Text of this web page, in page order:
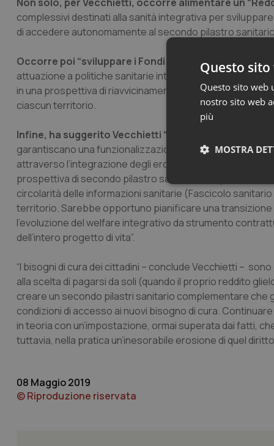
complessivi destinati alla sanità integrativa per
di accedere autonomamente al secondo pilastro
Occorre poi “sviluppare i Fondi sanitari territoriali,
attuazione a politiche sanitarie integrate pubblico-privato
in una prospettiva di riavvicinamento dei gap
ciascun territorio.
Infine, ha suggerito Vecchietti “ sarà essenziale
garantiscano una funzionalizzazione delle risorse
attraverso l’integrazione degli erogatori privati
prospettiva di secondo pilastro sanitario complementare
circolarità delle informazioni sanitarie (Fascicolo
territorio. Sarebbe opportuno pianificare una transizione
l’evoluzione del welfare integrativo da strumento
dell’intero progetto di vita”.
“I bisogni di cura dei cittadini – conclude Vecchietti –
alla scelta di pagarsi da soli (quando il proprio reddito
creare un secondo pilastri sanitario complementare che
condizioni di accesso ai nuovi bisogno di cura.
in teoria con un’impostazione, ormai superata dai fatti,
tuttavia, nella pratica un’inesorabile erosione di quel
08 Maggio 2019
© Riproduzione riservata
Questo
Questo sito web
nostro sito web
più
MOSTRA
I cookie necessari
e l'accesso alle
Nome